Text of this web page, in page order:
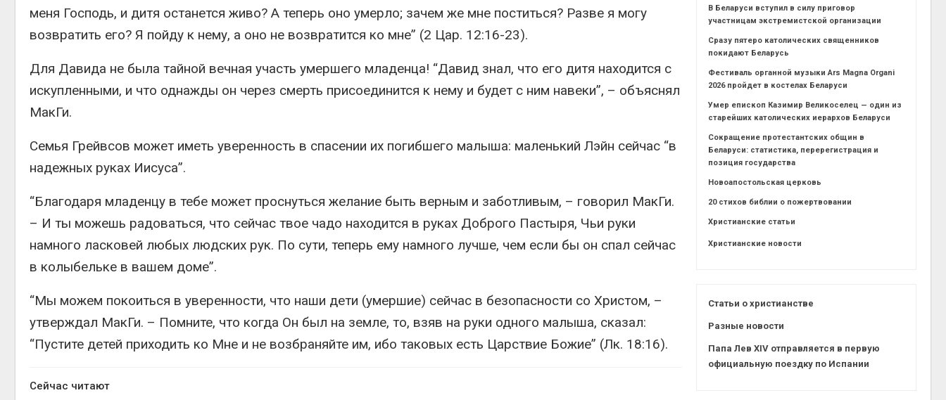
меня Господь, и дитя останется живо? А теперь оно умерло; зачем же мне поститься? Разве я могу
возвратить его? Я пойду к нему, а оно не возвратится ко мне” (2 Цар. 12:16-23).
Для Давида не была тайной вечная участь умершего младенца! “Давид знал, что его дитя находится с
искупленными, и что однажды он через смерть присоединится к нему и будет с ним навеки”, – объяснял
МакГи.
Семья Грейвсов может иметь уверенность в спасении их погибшего малыша: маленький Лэйн сейчас “в
надежных руках Иисуса”.
“Благодаря младенцу в тебе может проснуться желание быть верным и заботливым, – говорил МакГи.
– И ты можешь радоваться, что сейчас твое чадо находится в руках Доброго Пастыря, Чьи руки
намного ласковей любых людских рук. По сути, теперь ему намного лучше, чем если бы он спал сейчас
в колыбельке в вашем доме”.
“Мы можем покоиться в уверенности, что наши дети (умершие) сейчас в безопасности со Христом, –
утверждал МакГи. – Помните, что когда Он был на земле, то, взяв на руки одного малыша, сказал:
“Пустите детей приходить ко Мне и не возбраняйте им, ибо таковых есть Царствие Божие” (Лк. 18:16).
Сейчас читают
В Беларуси вступил в силу приговор
участницам экстремистской организации
Сразу пятеро католических священников
покидают Беларусь
Фестиваль органной музыки Ars Magna Organi
2026 пройдет в костелах Беларуси
Умер епископ Казимир Великоселец — один из
старейших католических иерархов Беларуси
Сокращение протестантских общин в
Беларуси: статистика, перерегистрация и
позиция государства
Новоапостольская церковь
20 стихов библии о пожертвовании
Христианские статьи
Христианские новости
Статьи о христианстве
Разные новости
Папа Лев XIV отправляется в первую
официальную поездку по Испании